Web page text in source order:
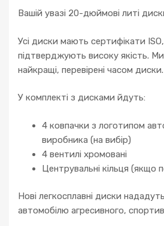
Вашій увазі 20-дюймові литі
Усі диски мають сертифікати
підтверджують високу якість.
найкращі, перевірені часом диски.
У комплекті з дисками йдуть:
4 ковпачки з логотипом
виробника (на вибір)
4 вентилі хромовані
Центрувальні кільця (якщо
Нові легкосплавні диски
автомобілю агресивного,